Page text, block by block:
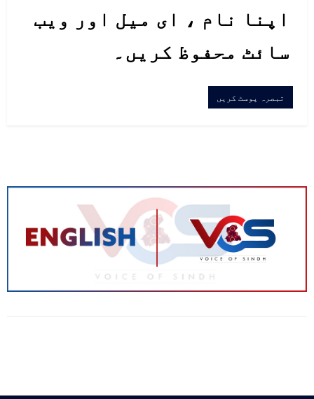
اپنا نام ، ای میل اور ویب
سائٹ محفوظ کریں۔